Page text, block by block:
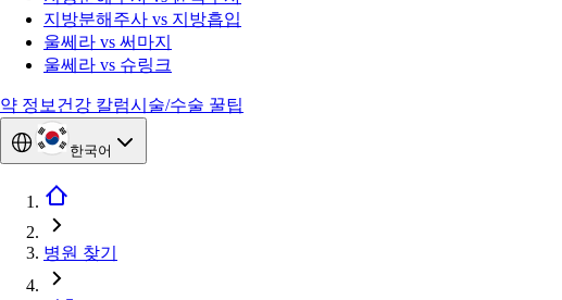
지방분해주사 vs 지방흡입
울쎄라 vs 써마지
울쎄라 vs 슈링크
약 정보 건강 칼럼시술/수술 꿀팁
한국어
병원 찾기